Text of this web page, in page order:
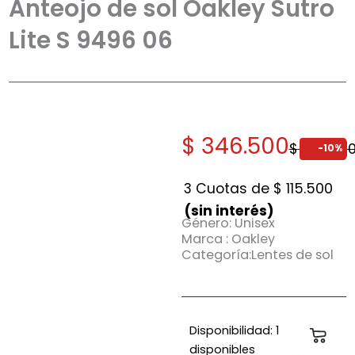
Anteojo de sol Oakley Sutro
Lite S 9496 06
$
El
precio
original
era:
$ 385.000.
$ 346.500
El
precio
actual
es:
$ 346.500.
-10%
3 Cuotas de $ 115.500
(sin interés)
Género: Unisex
Marca : Oakley
Categoría:Lentes de sol
Disponibilidad: 1
disponibles
Anteojo
de